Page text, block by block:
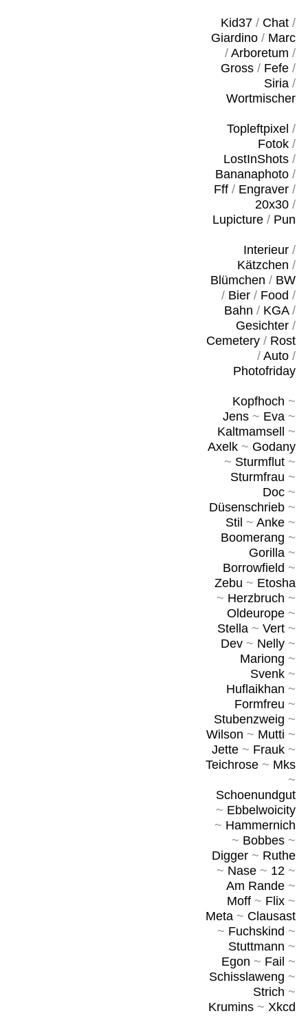
Kid37/ Chat/
Giardino/ Marc
/ Arboretum /
Gross/ Fefe/
Siria/
Wortmischer
Topleftpixel /
Fotok/
LostInShots/
Bananaphoto/
Fff/ Engraver/
20x30/
Lupicture/ Pun
Interieur/
Kätzchen /
Blümchen / BW
/ Bier/ Food /
Bahn / KGA/
Gesichter/
Cemetery/ Rost
/ Auto/
Photofriday
Kopfhoch ~
Jens~ Eva~
Kaltmamsell
~
Axelk~ Godany
~ Sturmflut~
Sturmfrau ~
Doc~
Düsenschrieb~
Stil ~ Anke~
Boomerang ~
Gorilla~
Borrowfield ~
Zebu ~ Etosha
~ Herzbruch ~
Oldeurope~
Stella~ Vert~
Dev~ Nelly~
Mariong ~
Svenk~
Huflaikhan ~
Formfreu ~
Stubenzweig ~
Wilson ~ Mutti ~
Jette~ Frauk~
Teichrose~ Mks
~
Schoenundgut
~ Ebbelwoicity
~ Hammernich
~ Bobbes~
Digger~ Ruthe
~ Nase~ 12~
Am Rande~
Moff~ Flix~
Meta~ Clausast
~ Fuchskind ~
Stuttmann ~
Egon ~ Fail ~
Schisslaweng ~
Strich ~
Krumins~ Xkcd